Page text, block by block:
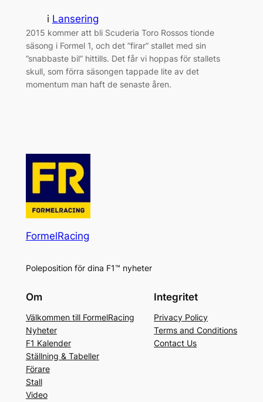
i Lansering
2015 kommer att bli Scuderia Toro Rossos tionde
säsong i Formel 1, och det ”firar” stallet med sin
”snabbaste bil” hittills. Det får vi hoppas för stallets
skull, som förra säsongen tappade lite av det
momentum man haft de senaste åren.
FormelRacing
Poleposition för dina F1™ nyheter
Om
Välkommen till FormelRacing
Nyheter
F1 Kalender
Ställning & Tabeller
Förare
Stall
Video
Integritet
Privacy Policy
Terms and Conditions
Contact Us